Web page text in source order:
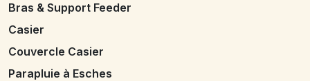
Bras & Support Feeder
Casier
Couvercle Casier
Parapluie à Esches